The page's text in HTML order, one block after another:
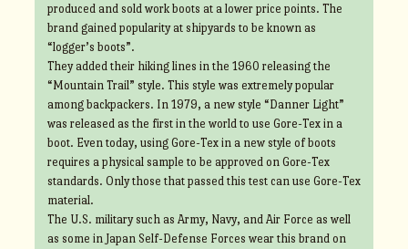
produced and sold work boots at a lower price points. The
brand gained popularity at shipyards to be known as
“logger’s boots”.
They added their hiking lines in the 1960 releasing the
“Mountain Trail” style. This style was extremely popular
among backpackers. In 1979, a new style “Danner Light”
was released as the first in the world to use Gore-Tex in a
boot. Even today, using Gore-Tex in a new style of boots
requires a physical sample to be approved on Gore-Tex
standards. Only those that passed this test can use Gore-Tex
material.
The U.S. military such as Army, Navy, and Air Force as well
as some in Japan Self-Defense Forces wear this brand on